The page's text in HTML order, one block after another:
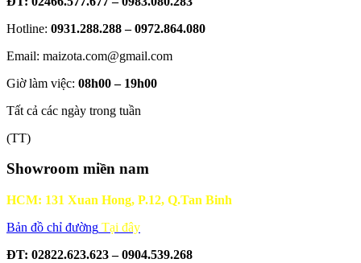
Hotline: 0931.288.288 – 0972.864.080
Email: maizota.com@gmail.com
Giờ làm việc: 08h00 – 19h00
Tất cả các ngày trong tuần
(TT)
Showroom miền nam
HCM: 131 Xuan Hong, P.12, Q.Tan Binh
Bản đồ chỉ đường Tại đây
ĐT: 02822.623.623 – 0904.539.268